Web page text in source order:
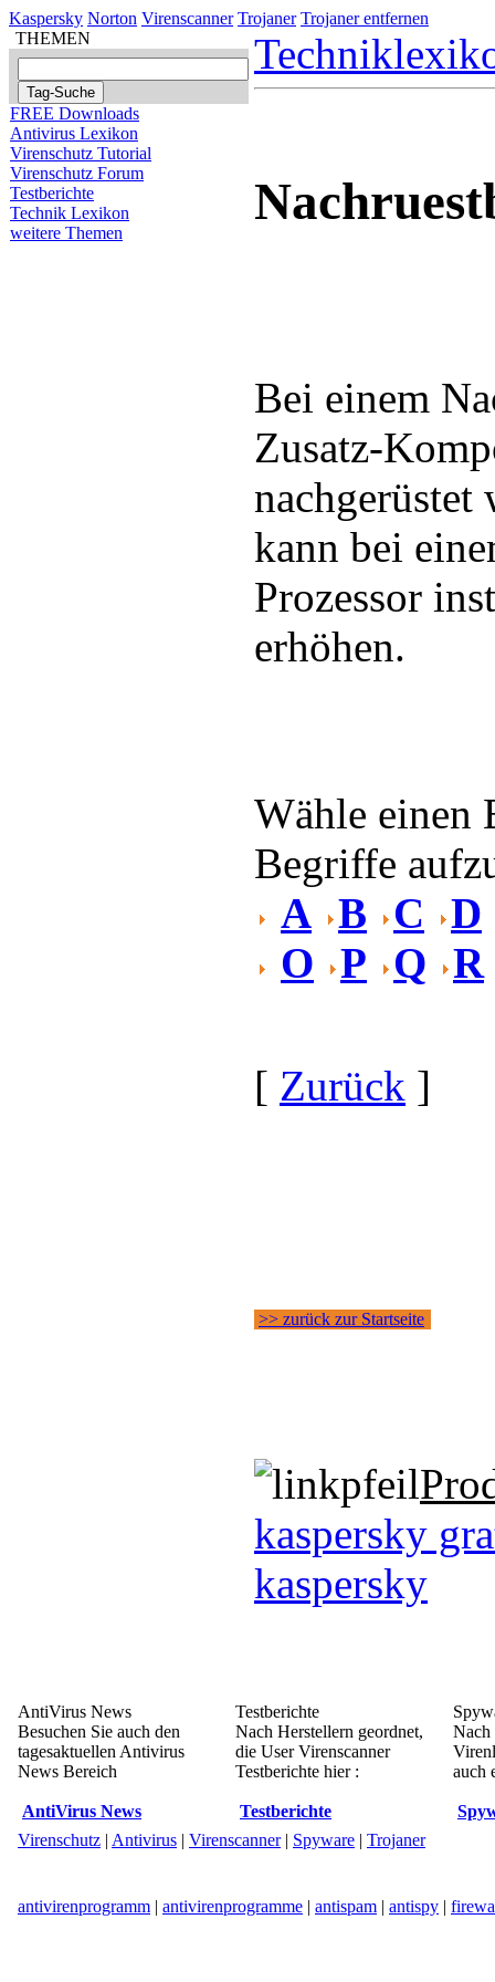
Kaspersky Norton Virenscanner Trojaner Trojaner entfernen
THEMEN
FREE Downloads
Antivirus Lexikon
Virenschutz Tutorial
Virenschutz Forum
Testberichte
Technik Lexikon
weitere Themen
Bei einem
Zusatz-
nachgerüstet
kann bei
Prozessor
erhöhen.
Wähle einen
Begriffe
A B C
D
O P Q R
[ Zurück ]
>> zurück zur Startseite
kaspersky
kaspersky
AntiVirus News
Besuchen Sie auch den
tagesaktuellen Antivirus
News Bereich
AntiVirus News
Testberichte
Nach Herstellern geordnet,
die User Virenscanner
Testberichte hier :
Testberichte
Nach
auch
Virenschutz | Antivirus | Virenscanner| Spyware | Trojaner
antivirenprogramm | antivirenprogramme | antispam | antispy |